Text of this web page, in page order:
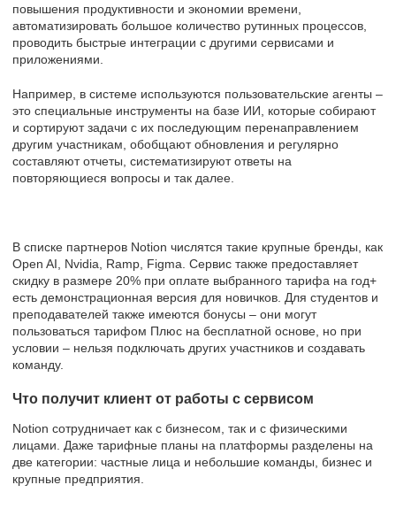
повышения продуктивности и экономии времени,
автоматизировать большое количество рутинных процессов,
проводить быстрые интеграции с другими сервисами и
приложениями.
Например, в системе используются пользовательские агенты –
это специальные инструменты на базе ИИ, которые собирают
и сортируют задачи с их последующим перенаправлением
другим участникам, обобщают обновления и регулярно
составляют отчеты, систематизируют ответы на
повторяющиеся вопросы и так далее.
В списке партнеров Notion числятся такие крупные бренды, как
Open AI, Nvidia, Ramp, Figma. Сервис также предоставляет
скидку в размере 20% при оплате выбранного тарифа на год+
есть демонстрационная версия для новичков. Для студентов и
преподавателей также имеются бонусы – они могут
пользоваться тарифом Плюс на бесплатной основе, но при
условии – нельзя подключать других участников и создавать
команду.
Что получит клиент от работы с сервисом
Notion сотрудничает как с бизнесом, так и с физическими
лицами. Даже тарифные планы на платформы разделены на
две категории: частные лица и небольшие команды, бизнес и
крупные предприятия.